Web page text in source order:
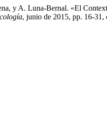
y A. Luna-Bernal. «El
, junio de 2015, pp. 16-